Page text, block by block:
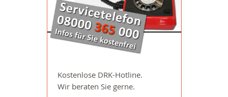
Kostenlose DRK-Hotline.
Wir beraten Sie gerne.